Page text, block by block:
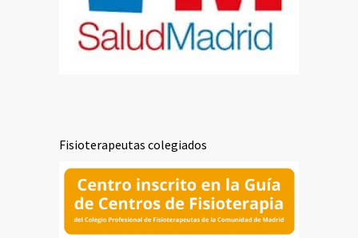
Fisioterapeutas colegiados